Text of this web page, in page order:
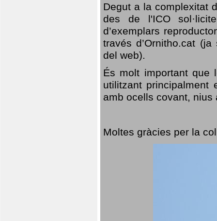
Degut a la complexitat
des de l'ICO
d’exemplars
través d’Ornitho.cat
del web).
És molt important que
utilitzant
amb ocells covant,
Moltes gràcies per la